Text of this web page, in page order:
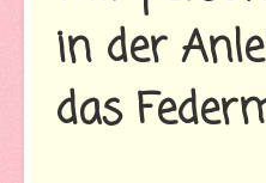
in der
das